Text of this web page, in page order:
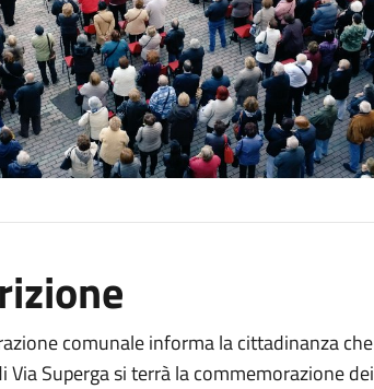
comunale informa la cittadinanza che
Via Superga si terrà la commemorazione